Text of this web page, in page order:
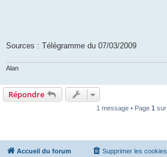
Sources : Télégramme du 07/03/2009
Alan
Répondre
1 message • Page 1 sur
Accueil du forum Supprimer les cookies